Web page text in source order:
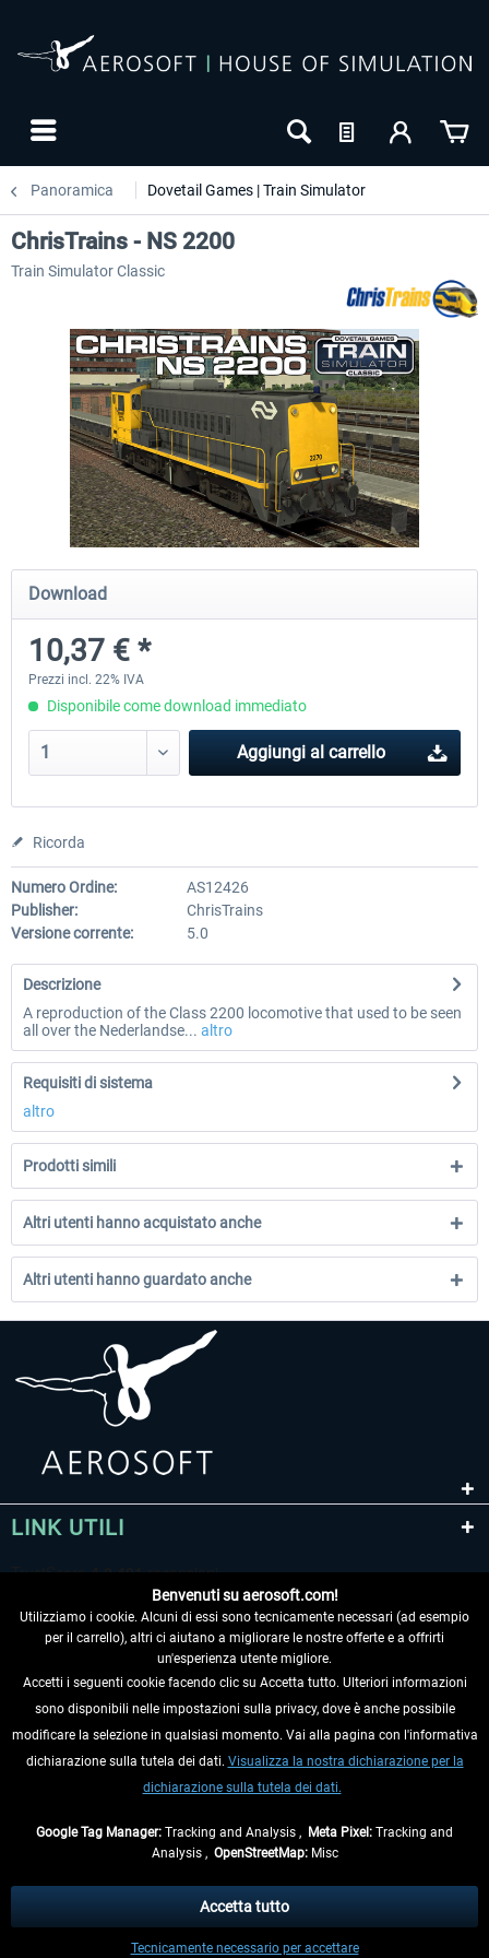
Panoramica Dovetail Games | Train Simulator
RWA Railjet Advanced
40,62 € *
Koeblitzer Mountain Route 3
ChrisTrains - NS 2200
Train Simulator Classic
Download
10,37 € *
Prezzi incl. 22% IVA
Disponibile come download immediato
Aggiungi al carrello
Ricorda
Numero Ordine:
AS12426
Publisher:
ChrisTrains
Versione corrente:
5.0
Descrizione
A reproduction of the Class 2200 locomotive that used to be seen
all over the Nederlandse... altro
Requisiti di sistema
altro
Prodotti simili
Altri utenti hanno acquistato anche
Altri utenti hanno guardato anche
LINK UTILI
RECEDERE DAL CONTRATTO
INFORMAZIONI
eventualmente le spese di spedizione, se non diversamente descritto.
** Riguarda le spedizioni al di fuori della Germania, i tempi di consegna per le
Benvenuti su aerosoft.com!
Utilizziamo i cookie. Alcuni di essi sono tecnicamente necessari (ad esempio
per il carrello), altri ci aiutano a migliorare le nostre offerte e a offrirti
un'esperienza utente migliore.
Accetti i seguenti cookie facendo clic su Accetta tutto. Ulteriori informazioni
sono disponibili nelle impostazioni sulla privacy, dove è anche possibile
modificare la selezione in qualsiasi momento. Vai alla pagina con l'informativa
dichiarazione sulla tutela dei dati. Visualizza la nostra dichiarazione per la
dichiarazione sulla tutela dei dati.
Google Tag Manager: Tracking and Analysis , Meta Pixel: Tracking and
Analysis , OpenStreetMap:Misc
Tecnicamente necessario per accettare
Accetta tutto